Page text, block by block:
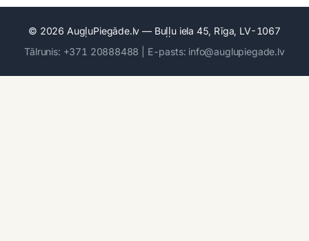
© 2026 AugļuPiegāde.lv — Buļļu iela 45, Rīga, LV-1067
Tālrunis: +371 20888488 | E-pasts: info@auglupiegade.lv